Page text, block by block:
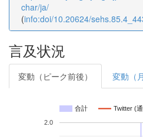
char/ja/
(info:doi/10.20624/
言及状況
変動（ピーク前後） 変動（
合計 Twitter (
2.0